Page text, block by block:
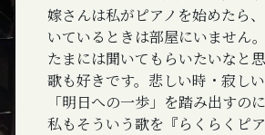
嫁さんは私がピアノを始めたら
いているときは部屋にいません。
たまには聞いてもらいたいなと思
歌も好きです。悲しい時・寂し
「明日への一歩」を踏み出すの
私もそういう歌を『らくらくピ